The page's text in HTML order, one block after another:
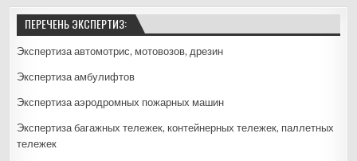
ПЕРЕЧЕНЬ ЭКСПЕРТИЗ:
Экспертиза автомотрис, мотовозов, дрезин
Экспертиза амбулифтов
Экспертиза аэродромных пожарных машин
Экспертиза багажных тележек, контейнерных тележек, паллетных
тележек